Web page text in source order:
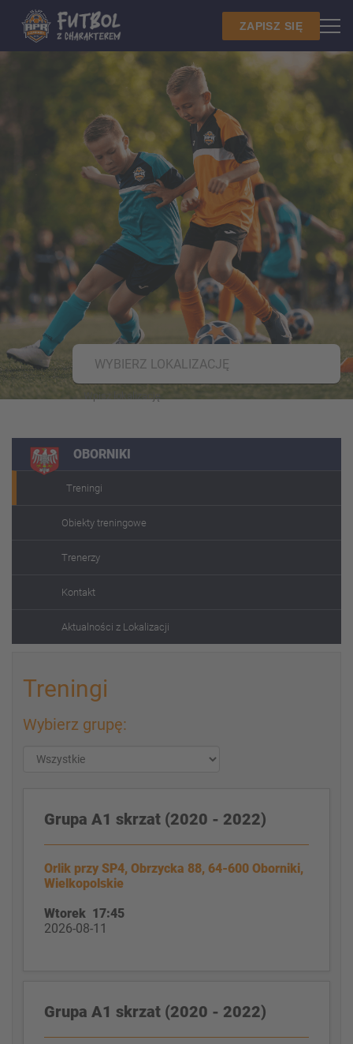
ZAPISZ SIĘ
WYBIERZ LOKALIZACJĘ
OBORNIKI
Treningi
Obiekty treningowe
Trenerzy
Kontakt
Aktualności z Lokalizacji
Treningi
Wybierz grupę:
Grupa A1 skrzat (2020 - 2022)
Orlik przy SP4, Obrzycka 88, 64-600 Oborniki,
Wielkopolskie
Wtorek 17:45
2026-08-11
Grupa A1 skrzat (2020 - 2022)